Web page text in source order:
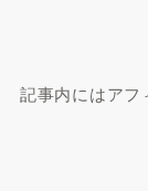
記事内にはアフ